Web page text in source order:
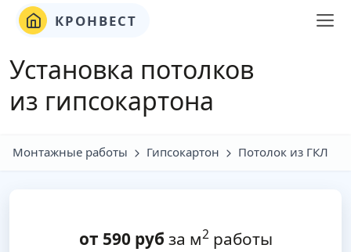
КРОНВЕСТ
Установка потолков
из гипсокартона
Монтажные работы Гипсокартон Потолок из ГКЛ
от 590руб за м2работы